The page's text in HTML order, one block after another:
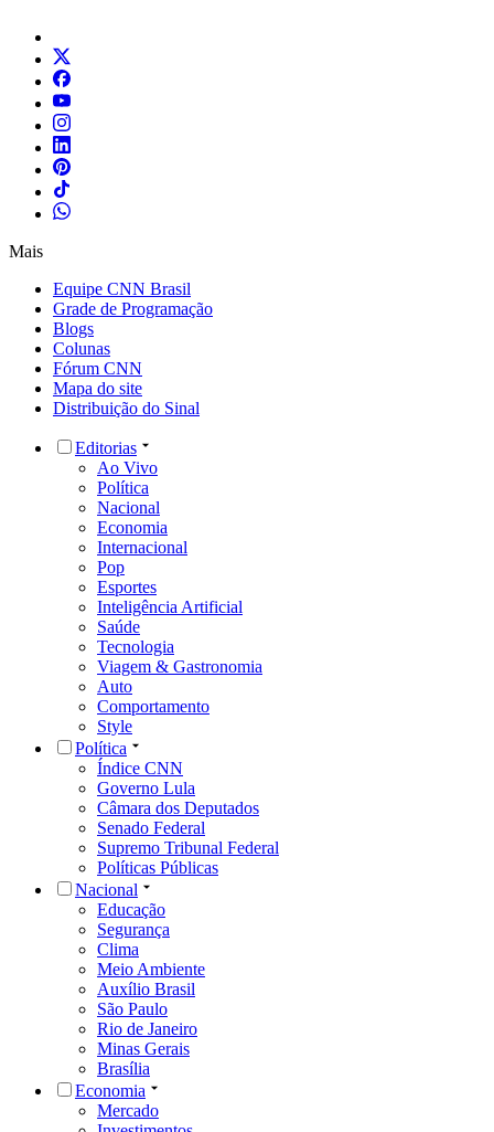
Mais
Equipe CNN Brasil
Grade de Programação
Blogs
Colunas
Fórum CNN
Mapa do site
Distribuição do Sinal
Editorias
Ao Vivo
Política
Nacional
Economia
Internacional
Pop
Esportes
Inteligência Artificial
Saúde
Tecnologia
Viagem & Gastronomia
Auto
Comportamento
Style
Política
Índice CNN
Governo Lula
Câmara dos Deputados
Senado Federal
Supremo Tribunal Federal
Políticas Públicas
Nacional
Educação
Segurança
Clima
Meio Ambiente
Auxílio Brasil
São Paulo
Rio de Janeiro
Minas Gerais
Brasília
Economia
Mercado